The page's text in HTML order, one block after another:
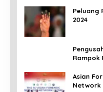
Peluang
2024
Rampok
Asian
Network